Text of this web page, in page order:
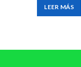
LEER MÁS